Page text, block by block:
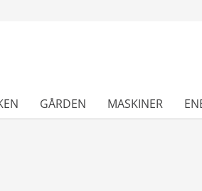
GÅRDEN MASKINER